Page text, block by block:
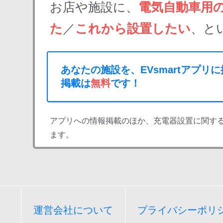
お店や施設に、 電気自動車用
た ／ これから設置したい、と
あなたの施設を、EVsmartアプリ
掲載は無料です！
アプリへの情報掲載のほか、充電器設置に関す
ます。
運営会社について プライバシーポリ